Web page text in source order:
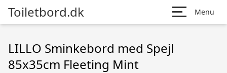
Toiletbord.dk Menu
LILLO Sminkebord med Spejl
85x35cm Fleeting Mint